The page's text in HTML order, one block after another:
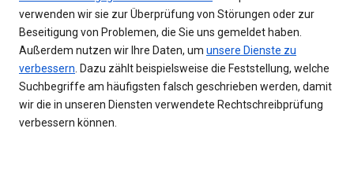
verwenden wir sie zur Überprüfung von Störungen oder zur
Beseitigung von Problemen, die Sie uns gemeldet haben.
Außerdem nutzen wir Ihre Daten, um unsere Dienste zu
verbessern . Dazu zählt beispielsweise die Feststellung, welche
Suchbegriffe am häufigsten falsch geschrieben werden, damit
wir die in unseren Diensten verwendete Rechtschreibprüfung
verbessern können.